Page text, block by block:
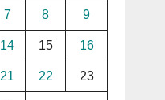
7 8 9
14 15 16
21 22 23